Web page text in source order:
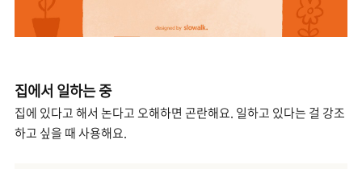
집에서 일하는 중
집에 있다고 해서 논다고 오해하면 곤란해요. 일하고 있다는 걸 강조
하고 싶을 때 사용해요.